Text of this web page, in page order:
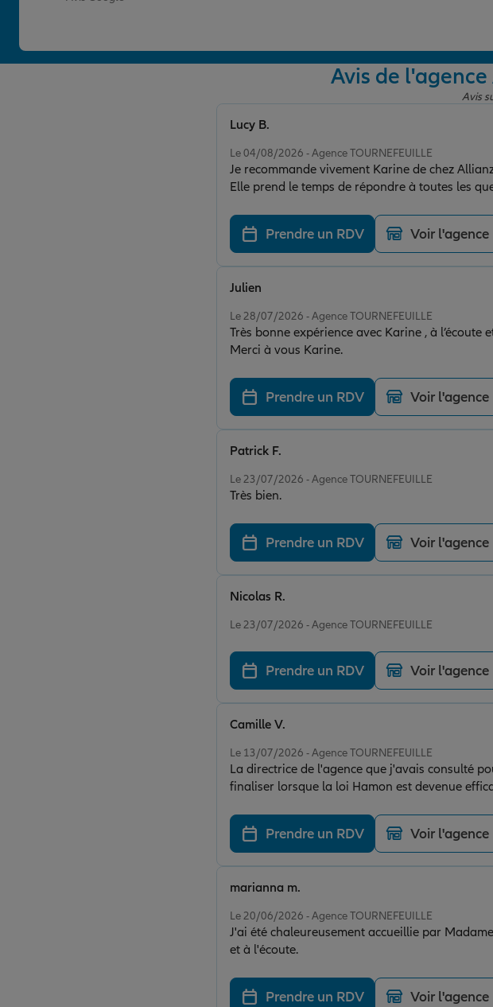
Avis de l'agence
Avis
Le 04/08/2026 - Agence TOURNEFEUILLE
Je recommande vivement Karine de chez
Elle prend le temps de répondre à toutes les
votre disponibilité et votre efficacité !
Lucy B.
Prendre un RDV Voir l'agence
Le 28/07/2026 - Agence TOURNEFEUILLE
Très bonne expérience avec Karine , à
Merci à vous Karine.
Julien
Prendre un RDV Voir l'agence
Le 23/07/2026 - Agence TOURNEFEUILLE
Très bien.
Patrick F.
Prendre un RDV Voir l'agence
Le 23/07/2026 - Agence TOURNEFEUILLE
Nicolas R.
Prendre un RDV Voir l'agence
Le 13/07/2026 - Agence TOURNEFEUILLE
La directrice de l'agence que j'avais consulté
finaliser lorsque la loi Hamon est devenue
rapidement. Cette agence est de qualité.
Camille V.
Prendre un RDV Voir l'agence
Le 20/06/2026 - Agence TOURNEFEUILLE
J'ai été chaleureusement accueillie par
et à l'écoute.
marianna m.
Prendre un RDV Voir l'agence